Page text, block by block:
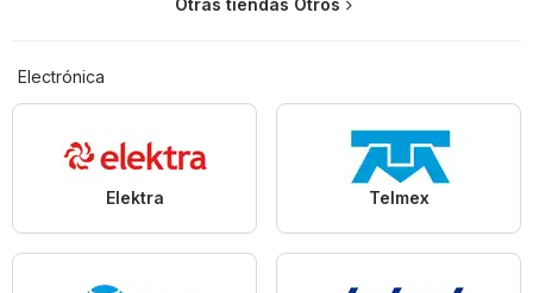
Otras tiendas Otros
Electrónica
Elektra Telmex